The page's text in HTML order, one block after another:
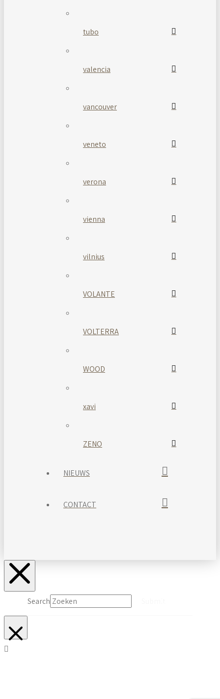
tubo
valencia
vancouver
veneto
verona
vienna
vilnius
VOLANTE
VOLTERRA
WOOD
xavi
ZENO
NIEUWS
CONTACT
Search